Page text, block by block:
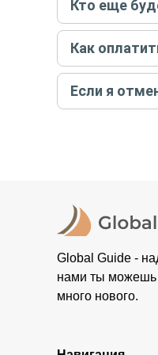
вас об отмене,
Кто еще
Если экскурсия
условий
Как
Создайте
контакты
Если я
Global Guide -
нами ты можешь
много нового.